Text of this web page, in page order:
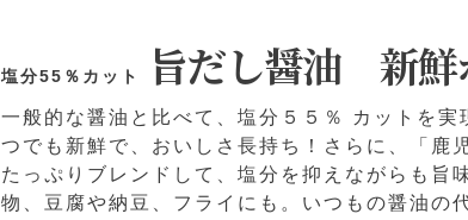
塩分55％カット 旨だし醤油 新鮮
一般的な醤油と比べて、塩分５５％ カットを
つでも新鮮で、おいしさ長持ち！さらに、「鹿
たっぷりブレンドして、塩分を抑えながらも旨
物、豆腐や納豆、フライにも。いつもの醤油の